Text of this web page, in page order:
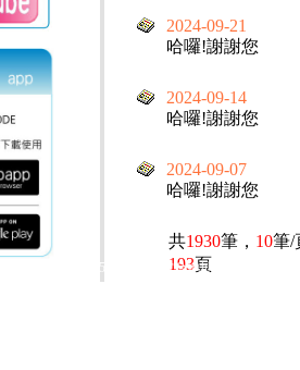
2024-09-21
哈囉!謝謝您
2024-09-14
哈囉!謝謝您
2024-09-07
哈囉!謝謝您
共1930筆， 10筆/
193頁
電話：(02)2369-9050
佳音電台地址：